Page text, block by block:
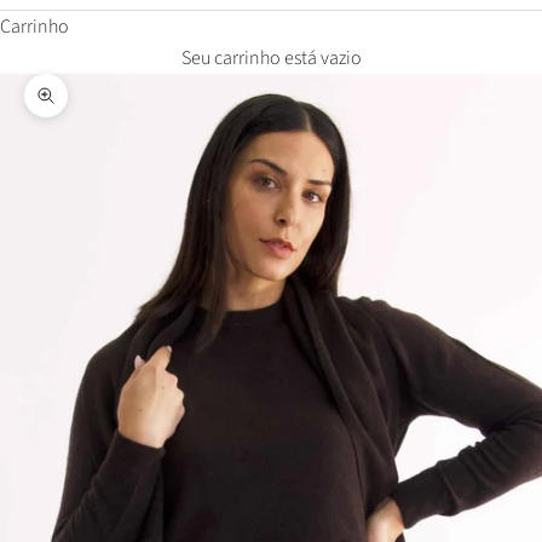
Carrinho
Seu carrinho está vazio
Zoom na imagem